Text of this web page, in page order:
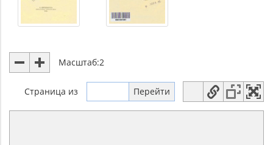
Масштаб:2
Страница из